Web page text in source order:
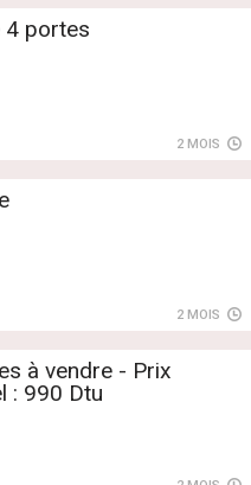
4 portes
2 MOIS
2 MOIS
à vendre - Prix
: 990 Dtu